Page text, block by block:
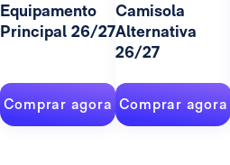
Equipamento
Principal 26/27
Comprar agora
Camisola
Alternativa
26/27
Comprar agora